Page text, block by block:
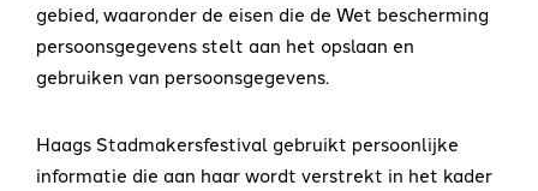
gebied, waaronder de eisen die de Wet bescherming
persoonsgegevens stelt aan het opslaan en
gebruiken van persoonsgegevens.
Haags Stadmakersfestival gebruikt persoonlijke
informatie die aan haar wordt verstrekt in het kader